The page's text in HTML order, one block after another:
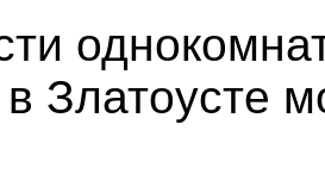
в Златоусте